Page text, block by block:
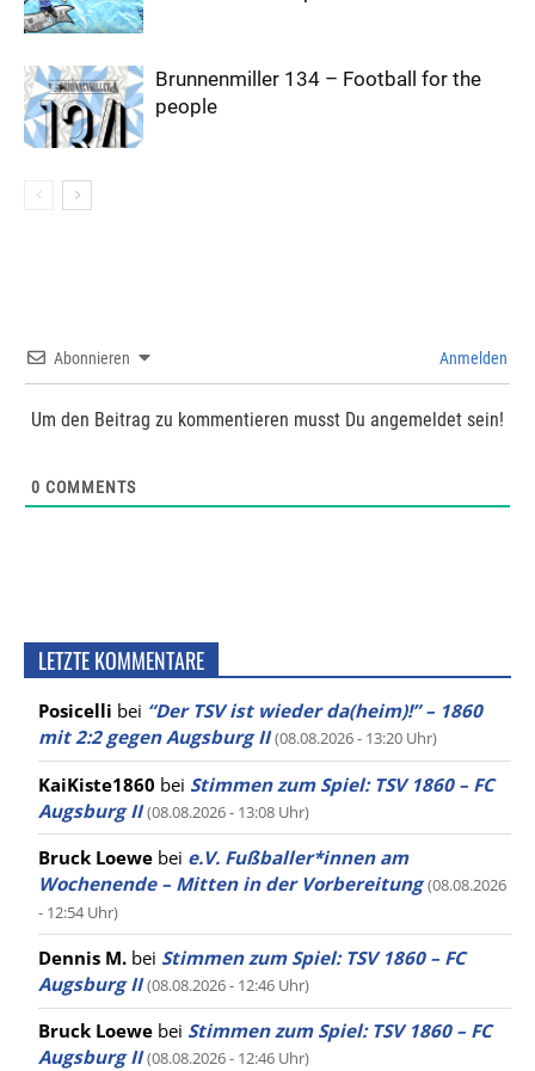
Brunnenmiller 134 – Football for the
people
Abonnieren Anmelden
Um den Beitrag zu kommentieren musst Du angemeldet sein!
0 COMMENTS
LETZTE KOMMENTARE
Posicelli bei “Der TSV ist wieder da(heim)!” – 1860
mit 2:2 gegen Augsburg II (08.08.2026 - 13:20 Uhr)
KaiKiste1860 bei Stimmen zum Spiel: TSV 1860 – FC
Augsburg II (08.08.2026 - 13:08 Uhr)
Bruck Loewe bei e.V. Fußballer*innen am
Wochenende – Mitten in der Vorbereitung (08.08.2026
- 12:54 Uhr)
Dennis M. bei Stimmen zum Spiel: TSV 1860 – FC
Augsburg II (08.08.2026 - 12:46 Uhr)
Bruck Loewe bei Stimmen zum Spiel: TSV 1860 – FC
Augsburg II (08.08.2026 - 12:46 Uhr)